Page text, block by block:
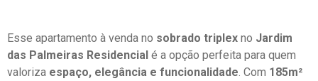
Esse apartamento à venda no sobrado triplex no Jardim
das Palmeiras Residencial é a opção perfeita para quem
valoriza espaço, elegância e funcionalidade . Com 185m²